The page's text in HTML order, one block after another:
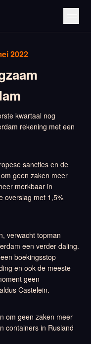
2022
kwartaal nog
rekening met een
sancties en de
geen zaken meer
merkbaar in
overslag met 1,5%
verwacht topman
een verder daling.
boekingsstop
en ook de meeste
geen
Castelein.
om geen zaken meer
containers in Rusland